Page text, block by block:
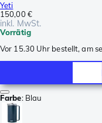
Yeti
150,00 €
inkl. MwSt.
Vorrätig
Vor 15.30 Uhr bestellt, am
Farbe: Blau